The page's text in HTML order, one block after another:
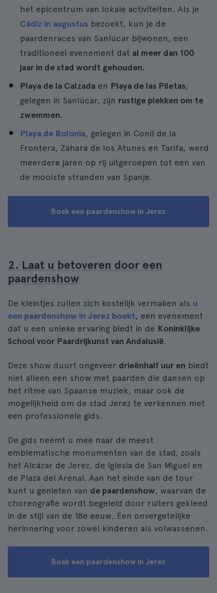
het epicentrum van lokale activiteiten. Als je
Cádiz in augustus bezoekt, kun je de
paardenraces van Sanlúcar bijwonen, een
traditioneel evenement dat al meer dan 100
jaar in de stad wordt gehouden.
Playa de la Calzada en Playa de las Piletas,
gelegen in Sanlúcar, zijn rustige plekken om te
zwemmen.
Playa de Bolonia, gelegen in Conil de la
Frontera, Zahara de los Atunes en Tarifa, werd
meerdere jaren op rij uitgeroepen tot een van
de mooiste stranden van Spanje.
Boek een paardenshow in Jerez
2. Laat u betoveren door een
paardenshow
De kleintjes zullen zich kostelijk vermaken als u
een paardenshow in Jerez boekt, een evenement
dat u een unieke ervaring biedt in de Koninklijke
School voor Paardrijkunst van Andalusië.
Deze show duurt ongeveer drieënhalf uur en biedt
niet alleen een show met paarden die dansen op
het ritme van Spaanse muziek, maar ook de
mogelijkheid om de stad Jerez te verkennen met
een professionele gids.
De gids neemt u mee naar de meest
emblematische monumenten van de stad, zoals
het Alcázar de Jerez, de Iglesia de San Miguel en
de Plaza del Arenal. Aan het einde van de tour
kunt u genieten van de paardenshow, waarvan de
choreografie wordt begeleid door ruiters gekleed
in de stijl van de 18e eeuw. Een onvergetelijke
herinnering voor zowel kinderen als volwassenen.
Boek een paardenshow in Jerez